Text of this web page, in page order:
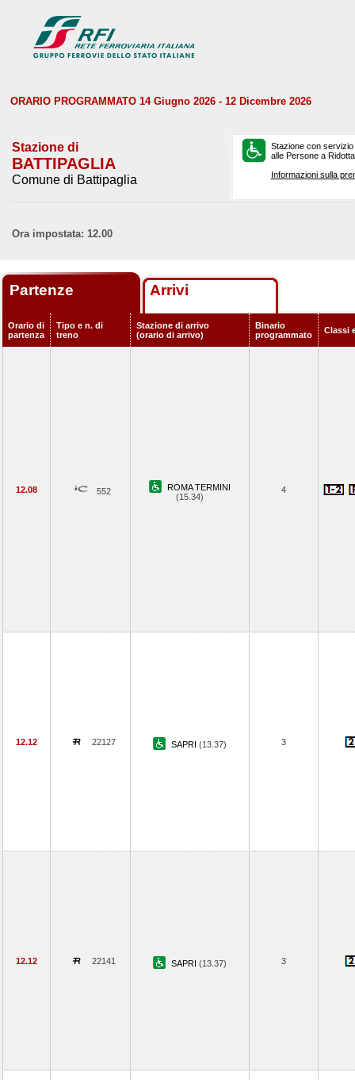
ORARIO PROGRAMMATO 14 Giugno 2026 - 12 Dicembre 2026
Stazione di
BATTIPAGLIA
Comune di Battipaglia
Stazione con
alle Persone a
Informazioni sulla
Ora impostata: 12.00
Partenze Arrivi
Orario di
partenza
Tipo e n. di
treno
Stazione di arrivo
(orario di arrivo)
Binario
programmato
Classi
12.08 552
ROMA TERMINI
(15.34)
4
12.12 22127 SAPRI (13.37) 3
12.12 22141 SAPRI (13.37) 3